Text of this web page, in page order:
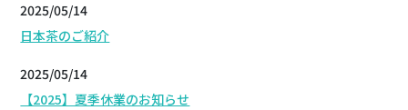
2025/05/14
日本茶のご紹介
2025/05/14
【2025】夏季休業のお知らせ